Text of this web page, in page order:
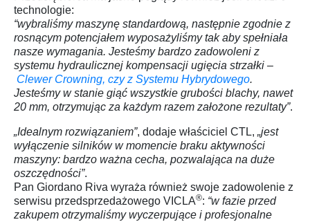
technologie:
“wybraliśmy maszynę standardową, następnie zgodnie z
rosnącym potencjałem wyposażyliśmy tak aby spełniała
nasze wymagania. Jesteśmy bardzo zadowoleni z
systemu hydraulicznej kompensacji ugięcia strzałki –
Clewer Crowning, czy z Systemu Hybrydowego.
Jesteśmy w stanie giąć wszystkie grubości blachy, nawet
20 mm, otrzymując za każdym razem założone rezultaty”.
„Idealnym rozwiązaniem”, dodaje właściciel CTL, „jest
wyłączenie silników w momencie braku aktywności
maszyny: bardzo ważna cecha, pozwalająca na duże
oszczędności”.
Pan Giordano Riva wyraża również swoje zadowolenie z
serwisu przedsprzedażowego VICLA®: “w fazie przed
zakupem otrzymaliśmy wyczerpujące i profesjonalne